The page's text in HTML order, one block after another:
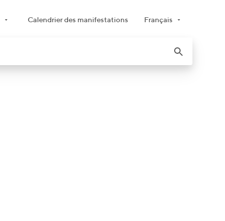
Calendrier des manifestations Français